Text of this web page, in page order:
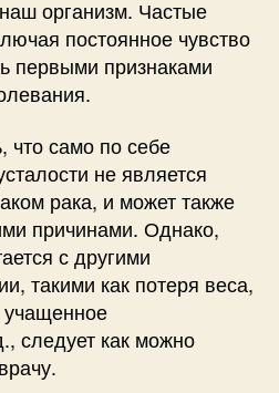
организм. Частые
постоянное чувство
первыми признаками
что само по себе
не является
рака, и может также
причинами. Однако,
с другими
такими как потеря веса,
учащенное
следует как можно